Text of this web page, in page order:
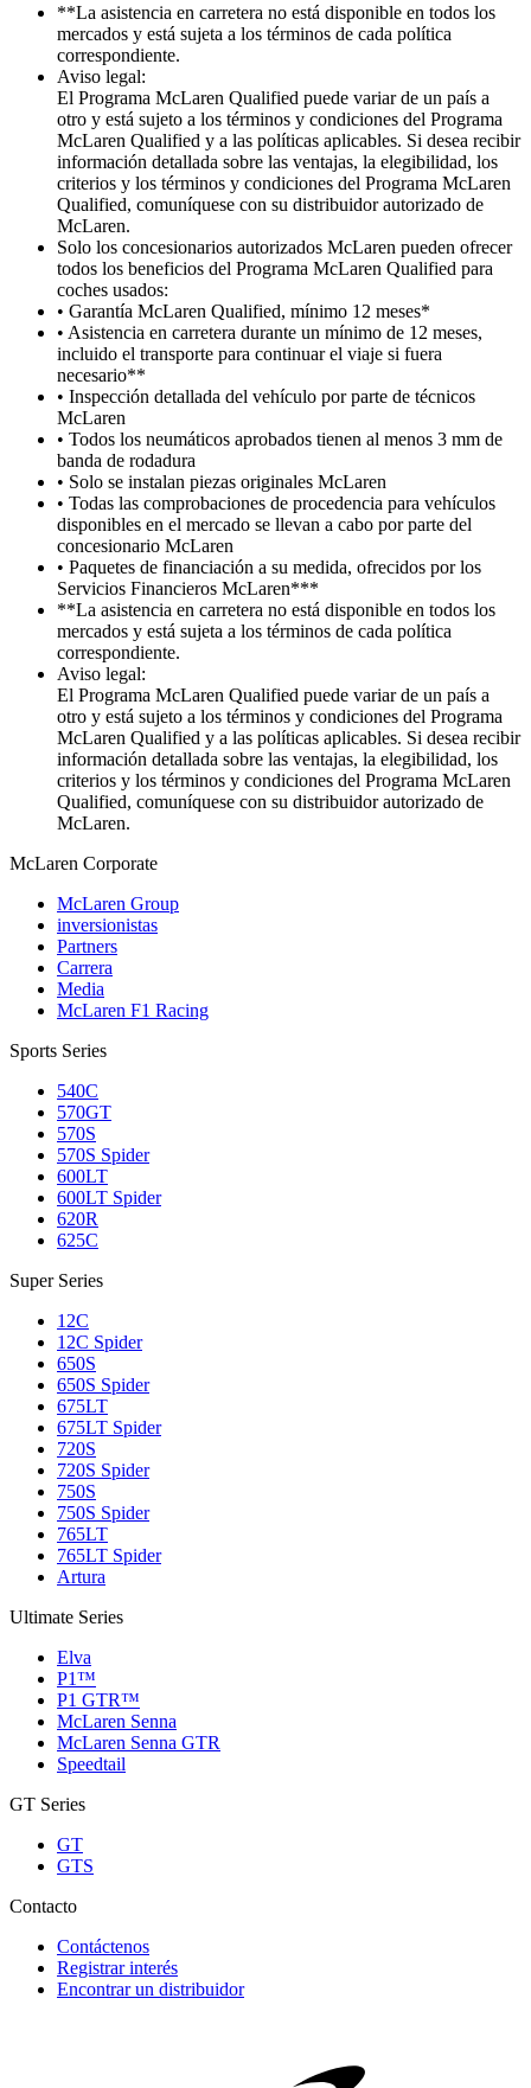
**La asistencia en carretera no está disponible en todos los
mercados y está sujeta a los términos de cada política
correspondiente.
Aviso legal:
El Programa McLaren Qualified puede variar de un país a
otro y está sujeto a los términos y condiciones del Programa
McLaren Qualified y a las políticas aplicables. Si desea recibir
información detallada sobre las ventajas, la elegibilidad, los
criterios y los términos y condiciones del Programa McLaren
Qualified, comuníquese con su distribuidor autorizado de
McLaren.
Solo los concesionarios autorizados McLaren pueden ofrecer
todos los beneficios del Programa McLaren Qualified para
coches usados:
• Garantía McLaren Qualified, mínimo 12 meses*
• Asistencia en carretera durante un mínimo de 12 meses,
incluido el transporte para continuar el viaje si fuera
necesario**
• Inspección detallada del vehículo por parte de técnicos
McLaren
• Todos los neumáticos aprobados tienen al menos 3 mm de
banda de rodadura
• Solo se instalan piezas originales McLaren
• Todas las comprobaciones de procedencia para vehículos
disponibles en el mercado se llevan a cabo por parte del
concesionario McLaren
• Paquetes de financiación a su medida, ofrecidos por los
Servicios Financieros McLaren***
**La asistencia en carretera no está disponible en todos los
mercados y está sujeta a los términos de cada política
correspondiente.
Aviso legal:
El Programa McLaren Qualified puede variar de un país a
otro y está sujeto a los términos y condiciones del Programa
McLaren Qualified y a las políticas aplicables. Si desea recibir
información detallada sobre las ventajas, la elegibilidad, los
criterios y los términos y condiciones del Programa McLaren
Qualified, comuníquese con su distribuidor autorizado de
McLaren.
McLaren Corporate
McLaren Group
inversionistas
Partners
Carrera
Media
McLaren F1 Racing
Sports Series
540C
570GT
570S
570S Spider
600LT
600LT Spider
620R
625C
Super Series
12C
12C Spider
650S
650S Spider
675LT
675LT Spider
720S
720S Spider
750S
750S Spider
765LT
765LT Spider
Artura
Ultimate Series
Elva
P1™
P1 GTR™
McLaren Senna
McLaren Senna GTR
Speedtail
GT Series
GT
GTS
Contacto
Contáctenos
Registrar interés
Encontrar un distribuidor